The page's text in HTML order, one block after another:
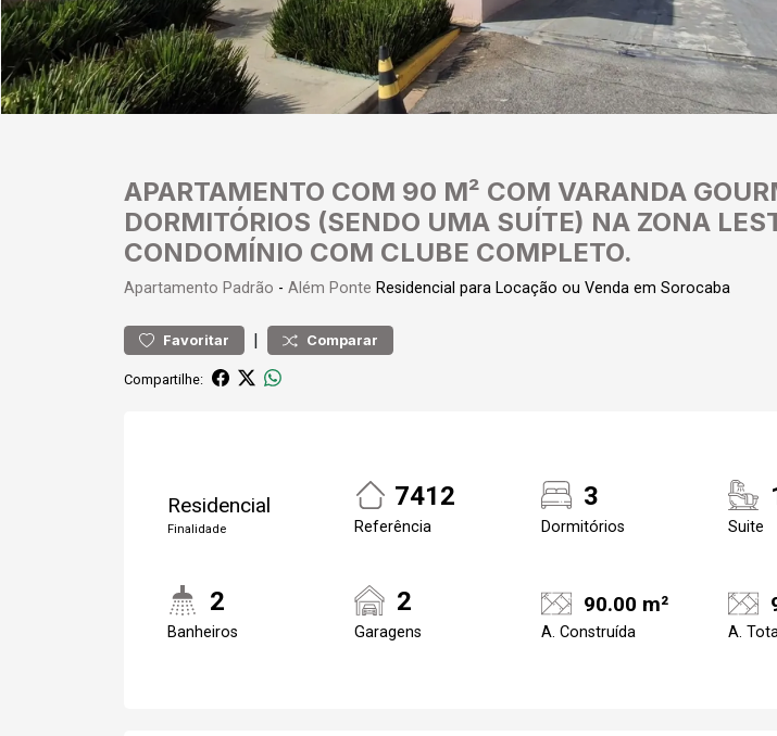
APARTAMENTO COM 90 M² COM VARANDA
DORMITÓRIOS (SENDO UMA SUÍTE) NA ZONA
CONDOMÍNIO COM CLUBE COMPLETO.
Apartamento Padrão - Além Ponte Residencial para Locação ou Venda em Sorocaba
Favoritar | Comparar
Compartilhe:
Residencial
Finalidade
7412
Referência
3
Dormitórios Suite
2
Banheiros
2
Garagens
90.00 m²
A. Construída A.